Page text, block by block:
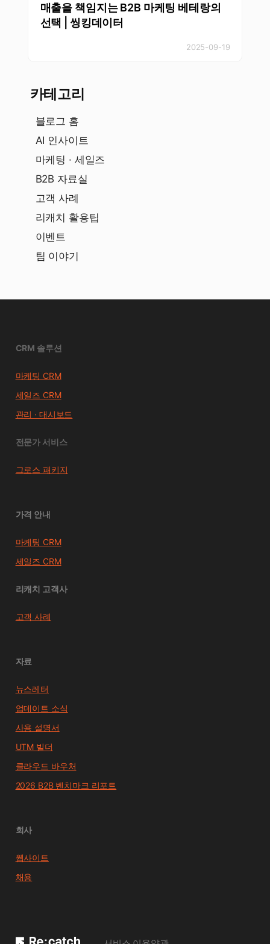
매출을 책임지는 B2B 마케팅 베테랑의
선택 | 씽킹데이터
2025-09-19
카테고리
블로그 홈
AI 인사이트
마케팅 · 세일즈
B2B 자료실
고객 사례
리캐치 활용팁
이벤트
팀 이야기
CRM 솔루션
마케팅 CRM
세일즈 CRM
관리 · 대시보드
전문가 서비스
그로스 패키지
가격 안내
마케팅 CRM
세일즈 CRM
리캐치 고객사
고객 사례
자료
뉴스레터
업데이트 소식
사용 설명서
UTM 빌더
클라우드 바우처
2026 B2B 벤치마크 리포트
회사
웹사이트
채용